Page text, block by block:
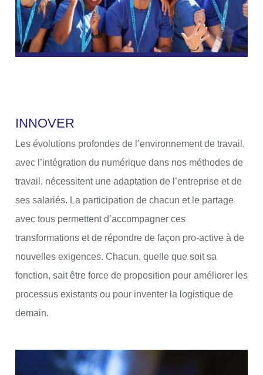
INNOVER
Les évolutions profondes de l’environnement de travail,
avec l’intégration du numérique dans nos méthodes de
travail, nécessitent une adaptation de l’entreprise et de
ses salariés. La participation de chacun et le partage
avec tous permettent d’accompagner ces
transformations et de répondre de façon pro-active à de
nouvelles exigences. Chacun, quelle que soit sa
fonction, sait être force de proposition pour améliorer les
processus existants ou pour inventer la logistique de
demain.